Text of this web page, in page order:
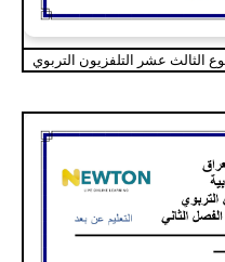
الثالث عشر التلفزيون التربوي